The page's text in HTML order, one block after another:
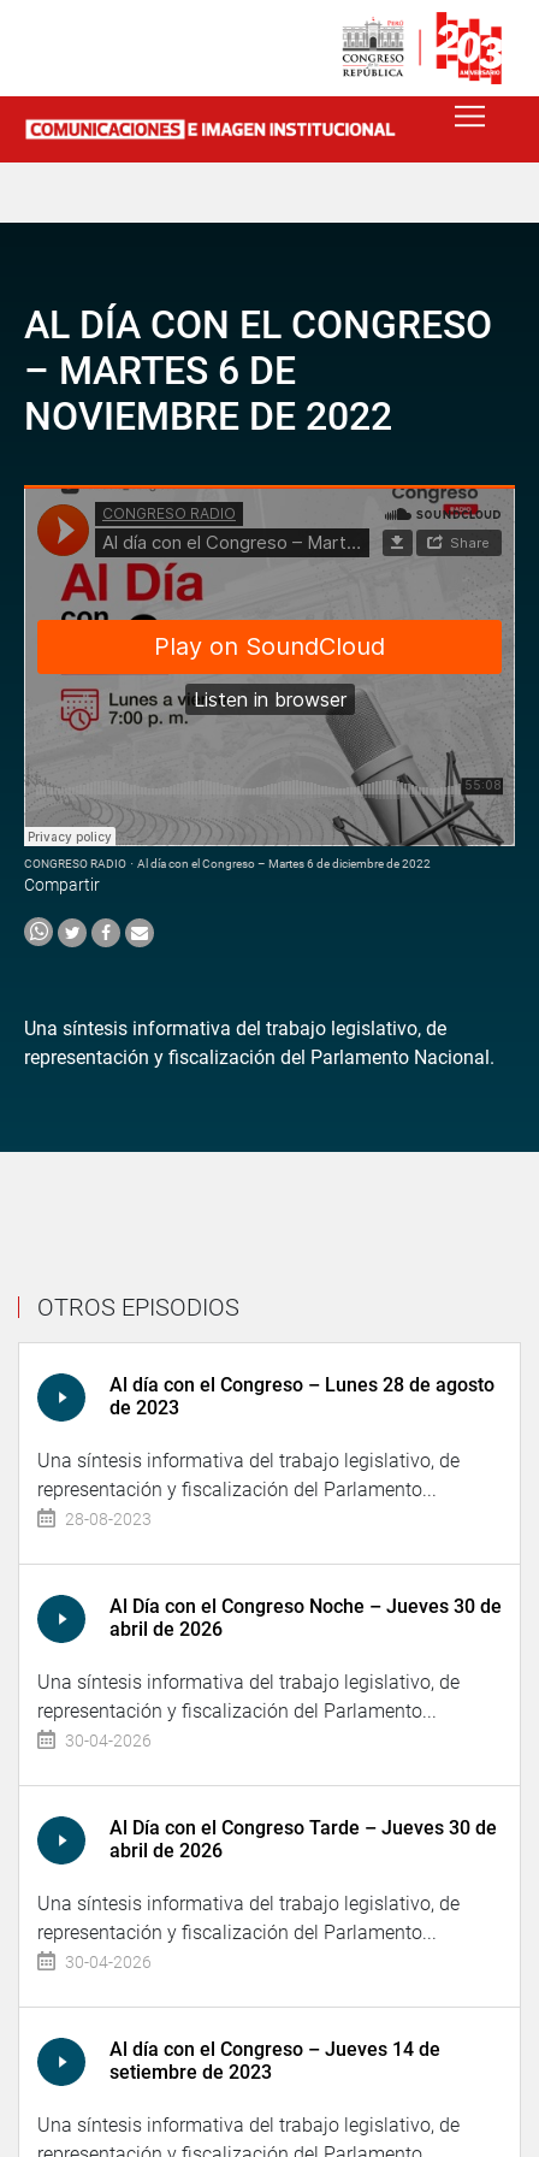
AL DÍA CON EL CONGRESO
– MARTES 6 DE
NOVIEMBRE DE 2022
CONGRESO RADIO · Al día con el Congreso – Martes 6 de diciembre de 2022
Compartir
Una síntesis informativa del trabajo legislativo, de
representación y fiscalización del Parlamento Nacional.
OTROS EPISODIOS
Al día con el Congreso – Lunes 28 de agosto
de 2023
Una síntesis informativa del trabajo legislativo, de
representación y fiscalización del Parlamento...
28-08-2023
Al Día con el Congreso Noche – Jueves 30 de
abril de 2026
Una síntesis informativa del trabajo legislativo, de
representación y fiscalización del Parlamento...
30-04-2026
Al Día con el Congreso Tarde – Jueves 30 de
abril de 2026
Una síntesis informativa del trabajo legislativo, de
representación y fiscalización del Parlamento...
30-04-2026
Al día con el Congreso – Jueves 14 de
setiembre de 2023
Una síntesis informativa del trabajo legislativo, de